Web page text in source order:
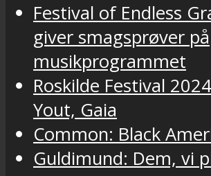
Festival of Endless
giver smagsprøver på
musikprogrammet
Roskilde Festival
Yout, Gaia
Common: Black
Guldimund: Dem, vi